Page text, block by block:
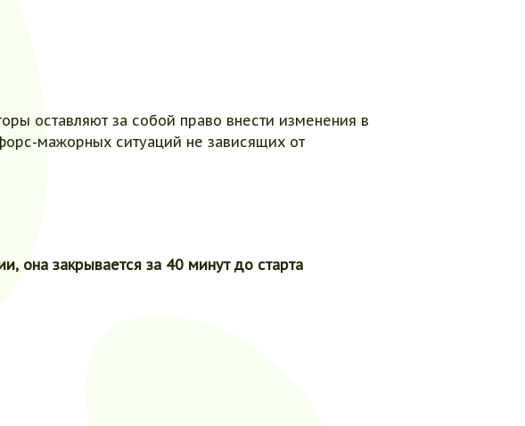
оставляют за собой право внести изменения в
мажорных ситуаций не зависящих от
она закрывается за 40 минут до старта